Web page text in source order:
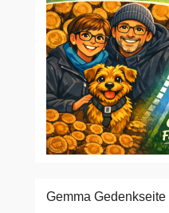
Gemma Gedenkseite